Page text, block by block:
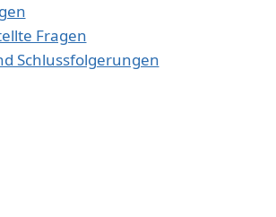
Fragen
Schlussfolgerungen